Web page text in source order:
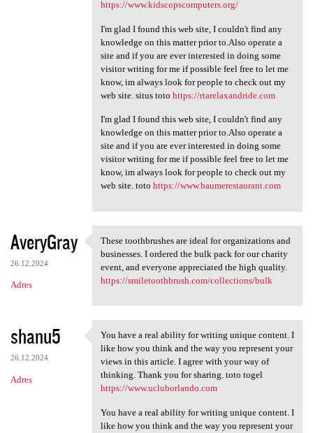
https://www.kidscopscomputers.org/
I'm glad I found this web site, I couldn't find any
knowledge on this matter prior to.Also operate a
site and if you are ever interested in doing some
visitor writing for me if possible feel free to let me
know, im always look for people to check out my
web site. situs toto https://rtarelaxandride.com
I'm glad I found this web site, I couldn't find any
knowledge on this matter prior to.Also operate a
site and if you are ever interested in doing some
visitor writing for me if possible feel free to let me
know, im always look for people to check out my
web site. toto https://www.baumerestaurant.com
AveryGray
26.12.2024
Adres
These toothbrushes are ideal
These toothbrushes are ideal for organizations and
businesses. I ordered the bulk pack for our charity
event, and everyone appreciated the high quality.
https://smiletoothbrush.com/collections/bulk
shanu5
26.12.2024
Adres
You have a real ability for
You have a real ability for writing unique content. I
like how you think and the way you represent your
views in this article. I agree with your way of
thinking. Thank you for sharing. toto togel
https://www.ucluborlando.com
You have a real ability for writing unique content. I
like how you think and the way you represent your